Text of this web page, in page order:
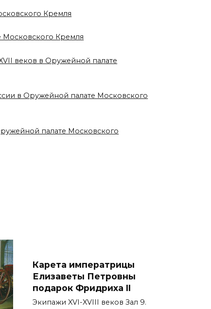
Кремля
Московского Кремля
веков в Оружейной палате
в Оружейной палате Московского
палате Московского
Карета императрицы
Елизаветы Петровны
подарок Фридриха II
Экипажи XVI-XVIII веков Зал 9.